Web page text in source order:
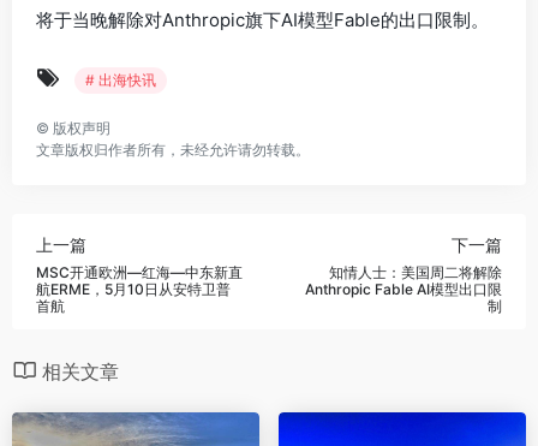
将于当晚解除对Anthropic旗下AI模型Fable的出口限制。
# 出海快讯
© 版权声明
文章版权归作者所有，未经允许请勿转载。
上一篇
MSC开通欧洲—红海—中东新直
航ERME，5月10日从安特卫普
首航
下一篇
‌知情人士：美国周二将解除
Anthropic Fable AI模型出口限
制‌
相关文章